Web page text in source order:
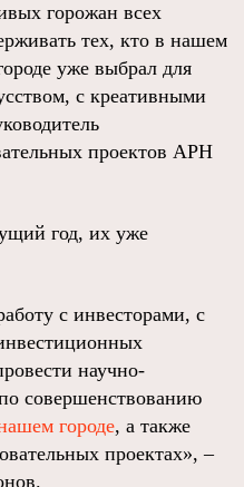
горожан всех
тех, кто в нашем
уже выбрал для
с креативными
проектов АРН
год, их уже
с инвесторами, с
научно-
совершенствованию
городе, а также
проектах», –